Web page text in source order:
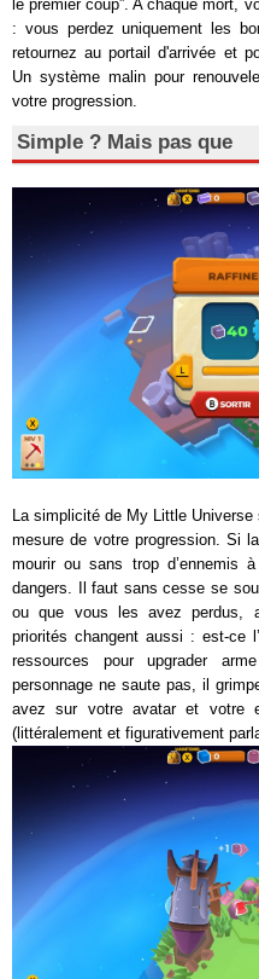
le premier coup”. A chaque mort,
: vous perdez uniquement les
retournez au portail d'arrivée et
Un système malin pour
votre progression.
Simple ? Mais pas que
La simplicité de My Little
mesure de votre progression. Si
mourir ou sans trop d’ennemis
dangers. Il faut sans cesse se
ou que vous les avez perdus,
priorités changent aussi : est-ce
ressources pour upgrader
personnage ne saute pas, il
avez sur votre avatar et votre
(littéralement et figurativement